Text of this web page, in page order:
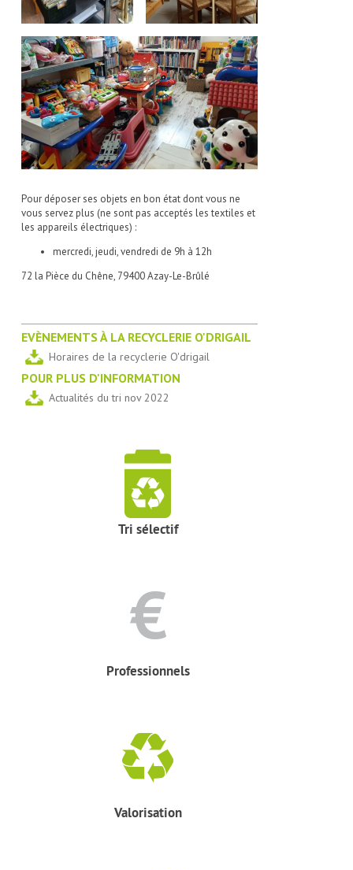
Pour déposer ses objets en bon état dont vous ne
vous servez plus (ne sont pas acceptés les textiles et
les appareils électriques) :
mercredi, jeudi, vendredi de 9h à 12h
72 la Pièce du Chêne, 79400 Azay-Le-Brûlé
EVÈNEMENTS À LA RECYCLERIE O'DRIGAIL
Horaires de la recyclerie O'drigail
POUR PLUS D'INFORMATION
Actualités du tri nov 2022
Tri sélectif
Professionnels
Valorisation